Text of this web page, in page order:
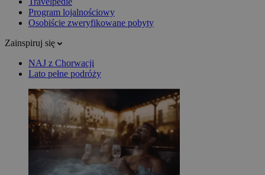
Program lojalnościowy
Osobiście zweryfikowane pobyty
Zainspiruj się
NAJ z Chorwacji
Lato pełne podróży